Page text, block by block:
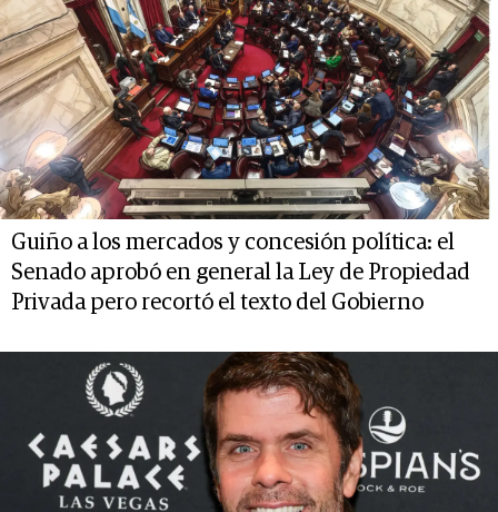
Guiño a los mercados y concesión política: el
Senado aprobó en general la Ley de Propiedad
Privada pero recortó el texto del Gobierno